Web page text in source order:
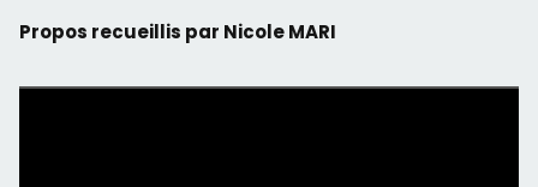
Propos recueillis par Nicole MARI